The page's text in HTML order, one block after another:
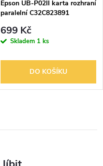
Epson UB-P02II karta rozhraní
paralelní C32C823891
699 Kč
Skladem 1 ks
DO KOŠÍKU